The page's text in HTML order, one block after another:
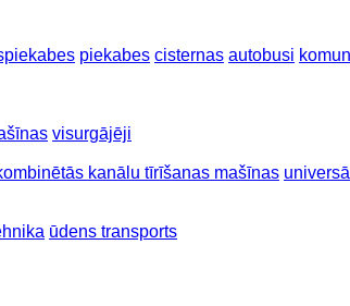
piekabes cisternas autobusi
visurgājēji
kanālu tīrīšanas mašīnas
ūdens transports